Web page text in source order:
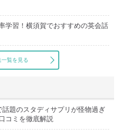
学習！横須賀でおすすめの英会話
一覧を見る
話題のスタディサプリが怪物過ぎ
コミを徹底解説